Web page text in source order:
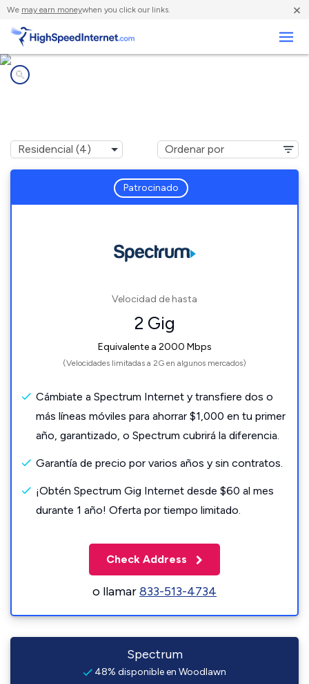
We may earn moneywhen you click our links. ×
Patrocinado
Velocidad de hasta
2 Gig
Equivalente a 2000 Mbps
(Velocidades limitadas a 2G en algunos mercados)
Cámbiate a Spectrum Internet y transfiere dos o
más líneas móviles para ahorrar $1,000 en tu primer
año, garantizado, o Spectrum cubrirá la diferencia.
Garantía de precio por varios años y sin contratos.
¡Obtén Spectrum Gig Internet desde $60 al mes
durante 1 año! Oferta por tiempo limitado.
Check Address
o llamar833-513-4734
Spectrum
48% disponible en Woodlawn